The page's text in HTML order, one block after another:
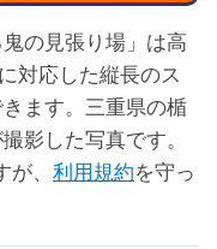
の見張り場」は高
対応した縦長のス
ます。三重県の楯
影した写真です。
、 利用規約を守っ